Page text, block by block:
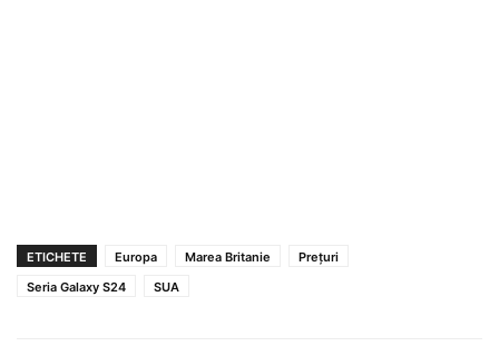
ETICHETE Europa Marea Britanie
Prețuri
Seria Galaxy S24
SUA